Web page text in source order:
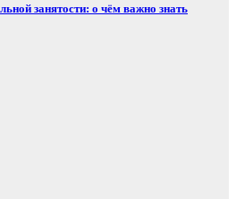
занятости: о чём важно знать